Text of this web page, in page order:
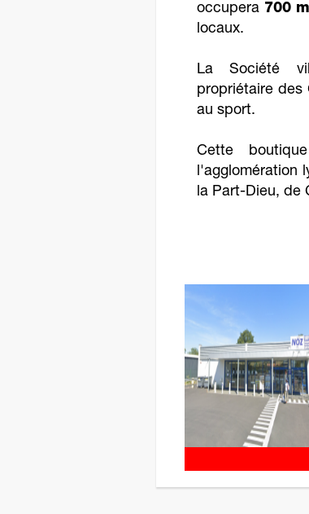
occupera 700
locaux.
La Société
propriétaire des
au sport.
Cette
l'agglomération
la Part-Dieu, de